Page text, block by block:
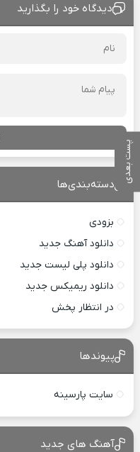
پست بعدی
دیدگاه خود را بگذارید
دسته‌بندی‌ها
بزودی
دانلود آهنگ جدید
دانلود پلی لیست جدید
دانلود ریمیکس جدید
در انتظار پخش
پیوندها
سایت پارسینه
آهنگ های جدید